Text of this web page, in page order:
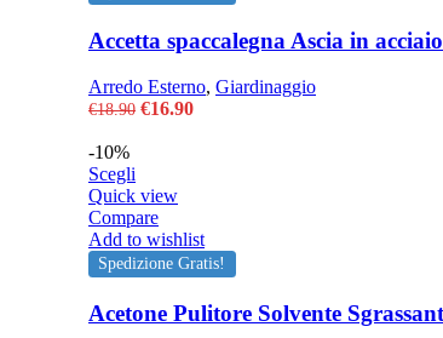
Accetta spaccalegna Ascia in
Arredo Esterno, Giardinaggio
€18.90 Il
€18.90.
€16.90Il
-10%
Scegli
prodotto
ha
più
varianti.
Le
opzioni
possono
Quick view
Compare
Add to wishlist
Spedizione Gratis!
Acetone Pulitore Solvente